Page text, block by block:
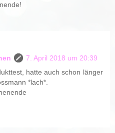
7. April 2018 um 20:39
hatte auch schon länger
*lach*.